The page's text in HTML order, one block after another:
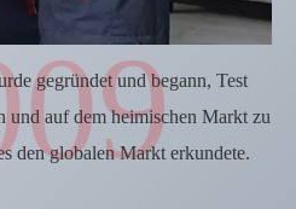
gegründet und begann, Test
und auf dem heimischen Markt zu
den globalen Markt erkundete.